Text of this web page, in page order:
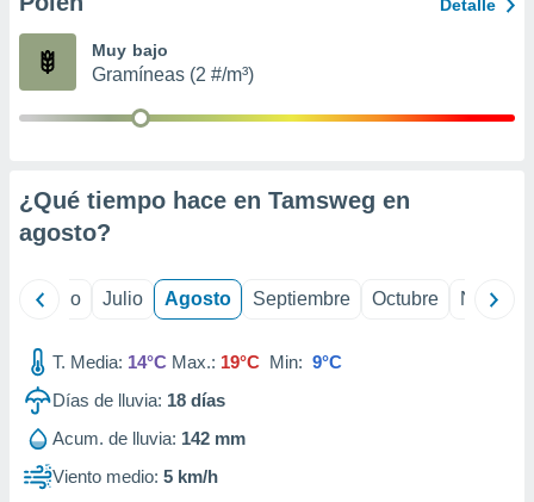
publicidad
1199
Detalle
Muy bajo
Gramíneas (2 #/m³)
¿Qué tiempo hace en Tamsweg en
agosto?
Junio Julio Agosto Septiembre Octubre
T. Media: 14°C Max.: 19°C Min: 9°C
Días de lluvia: 18 días
Acum. de lluvia: 142 mm
Viento medio: 5 km/h